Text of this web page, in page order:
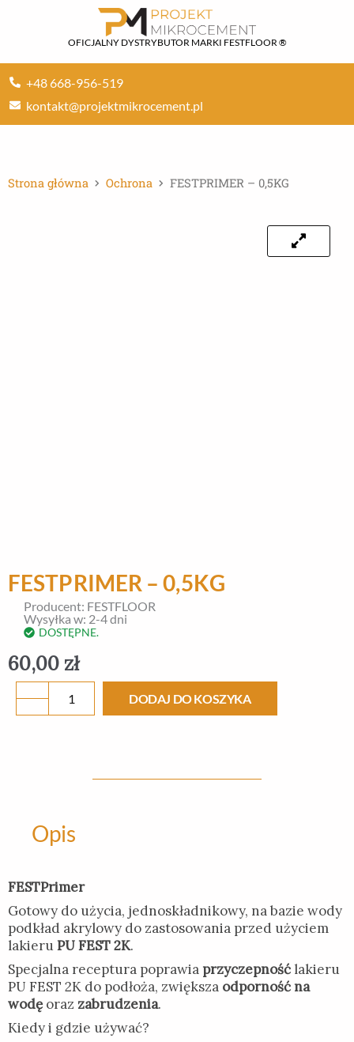
OFICJALNY DYSTRYBUTOR MARKI FESTFLOOR ®
+48 668-956-519
kontakt@projektmikrocement.pl
Strona główna Ochrona FESTPRIMER – 0,5KG
FESTPRIMER – 0,5KG
Producent: FESTFLOOR
Wysyłka w: 2-4 dni
DOSTĘPNE.
60,00 zł
ilość
FESTPRIMER
DODAJ DO KOSZYKA
Opis
FESTPrimer
Gotowy do użycia, jednoskładnikowy, na bazie wody
podkład akrylowy do zastosowania przed użyciem
lakieruPU FEST 2K.
Specjalna receptura poprawia przyczepność lakieru
PU FEST 2K do podłoża, zwiększa odporność na
wodę oraz zabrudzenia.
Kiedy i gdzie używać?